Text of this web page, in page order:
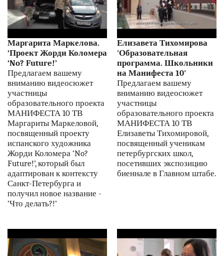
Маргарита Маркелова.
‘Проект Жорди Коломера
‘No? Future!’
Предлагаем вашему
вниманию видеосюжет
участницы
образовательного проекта
МАНИФЕСТА 10 ТВ
Маргариты Маркеловой,
посвященный проекту
испанского художника
Жорди Коломера ‘No?
Future!’, который был
адаптирован к контексту
Санкт-Петербурга и
получил новое название -
‘Что делать?!’
Елизавета Тихомирова
'Образовательная
программа. Школьники
на Манифеста 10'
Предлагаем вашему
вниманию видеосюжет
участницы
образовательного проекта
МАНИФЕСТА 10 ТВ
Елизаветы Тихомировой,
посвященный ученикам
петербургских школ,
посетивших экспозицию
биеннале в Главном штабе.